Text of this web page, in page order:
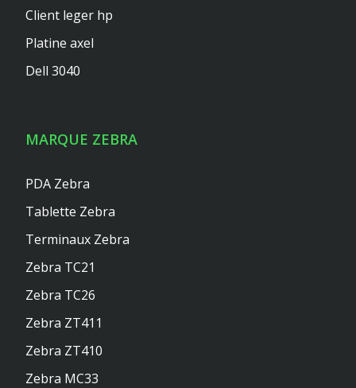
Client leger hp
Platine axel
Dell 3040
MARQUE ZEBRA
PDA Zebra
Tablette Zebra
Terminaux Zebra
Zebra TC21
Zebra TC26
Zebra ZT411
Zebra ZT410
Zebra MC33